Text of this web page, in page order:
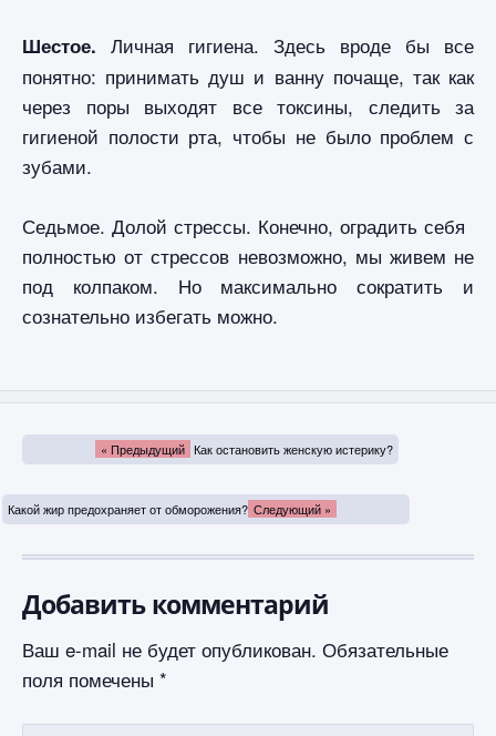
Шестое. Личная гигиена. Здесь вроде бы все
понятно: принимать душ и ванну почаще, так как
через поры выходят все токсины, следить за
гигиеной полости рта, чтобы не было проблем с
зубами.
Седьмое. Долой стрессы. Конечно, оградить себя
полностью от стрессов невозможно, мы живем не
под колпаком. Но максимально сократить и
сознательно избегать можно.
« Предыдущий Как остановить женскую истерику?
Какой жир предохраняет от обморожения? Следующий »
Добавить комментарий
Ваш e-mail не будет опубликован. Обязательные
поля помечены *